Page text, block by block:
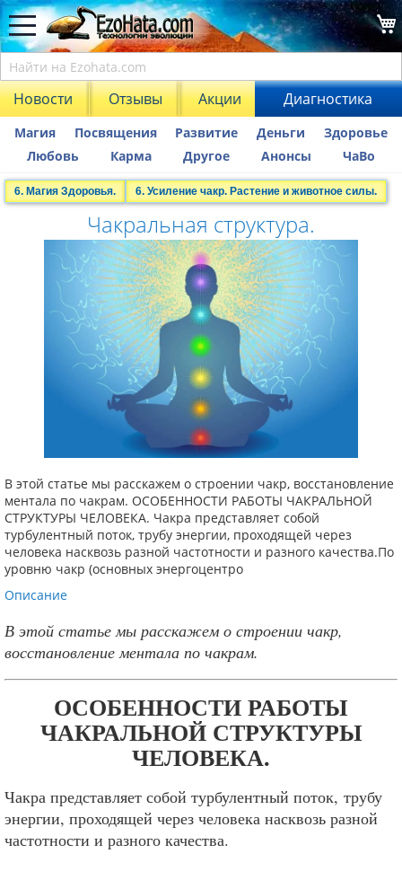
Новости Отзывы Акции Диагностика
Магия Посвящения Развитие Деньги
Здоровье
Любовь
Карма Другое Анонсы ЧаВо
6. Магия Здоровья. 6. Усиление чакр. Растение и животное силы.
Чакральная структура.
В этой статье мы расскажем о строении чакр, восстановление
ментала по чакрам. ОСОБЕННОСТИ РАБОТЫ ЧАКРАЛЬНОЙ
СТРУКТУРЫ ЧЕЛОВЕКА. Чакра представляет собой
турбулентный поток, трубу энергии, проходящей через
человека насквозь разной частотности и разного качества.По
уровню чакр (основных энергоцентро
Описание
В этой статье мы расскажем о строении чакр,
восстановление ментала по чакрам.
ОСОБЕННОСТИ РАБОТЫ
ЧАКРАЛЬНОЙ СТРУКТУРЫ
ЧЕЛОВЕКА.
Чакра представляет собой турбулентный поток, трубу
энергии, проходящей через человека насквозь разной
частотности и разного качества.